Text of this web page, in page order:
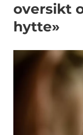
oversikt
hytte»